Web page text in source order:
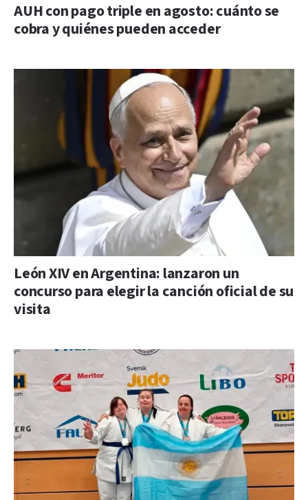
AUH con pago triple en agosto: cuánto se
cobra y quiénes pueden acceder
León XIV en Argentina: lanzaron un
concurso para elegir la canción oficial de su
visita